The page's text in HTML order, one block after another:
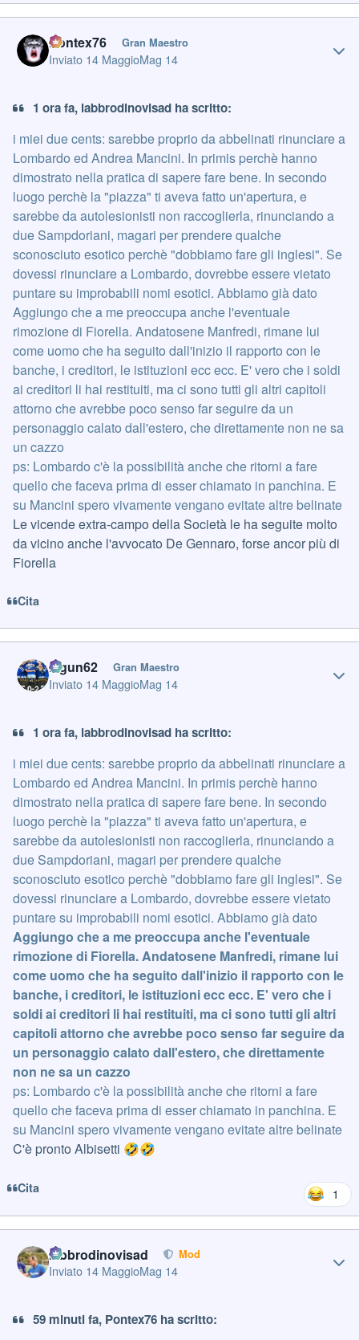
Pontex76 Gran Maestro
Inviato 14 MaggioMag 14
1 ora fa, labbrodinovisad ha scritto:
i miei due cents: sarebbe proprio da abbelinati rinunciare a
Lombardo ed Andrea Mancini. In primis perchè hanno
dimostrato nella pratica di sapere fare bene. In secondo
luogo perchè la "piazza" ti aveva fatto un'apertura, e
sarebbe da autolesionisti non raccoglierla, rinunciando a
due Sampdoriani, magari per prendere qualche
sconosciuto esotico perchè "dobbiamo fare gli inglesi". Se
dovessi rinunciare a Lombardo, dovrebbe essere vietato
puntare su improbabili nomi esotici. Abbiamo già dato
Aggiungo che a me preoccupa anche l'eventuale
rimozione di Fiorella. Andatosene Manfredi, rimane lui
come uomo che ha seguito dall'inizio il rapporto con le
banche, i creditori, le istituzioni ecc ecc. E' vero che i soldi
ai creditori li hai restituiti, ma ci sono tutti gli altri capitoli
attorno che avrebbe poco senso far seguire da un
personaggio calato dall'estero, che direttamente non ne sa
un cazzo
ps: Lombardo c'è la possibilità anche che ritorni a fare
quello che faceva prima di esser chiamato in panchina. E
su Mancini spero vivamente vengano evitate altre belinate
Le vicende extra-campo della Società le ha seguite molto
da vicino anche l'avvocato De Gennaro, forse ancor più di
Fiorella
Cita
Iagun62 Gran Maestro
Inviato 14 MaggioMag 14
1 ora fa, labbrodinovisad ha scritto:
i miei due cents: sarebbe proprio da abbelinati rinunciare a
Lombardo ed Andrea Mancini. In primis perchè hanno
dimostrato nella pratica di sapere fare bene. In secondo
luogo perchè la "piazza" ti aveva fatto un'apertura, e
sarebbe da autolesionisti non raccoglierla, rinunciando a
due Sampdoriani, magari per prendere qualche
sconosciuto esotico perchè "dobbiamo fare gli inglesi". Se
dovessi rinunciare a Lombardo, dovrebbe essere vietato
puntare su improbabili nomi esotici. Abbiamo già dato
Aggiungo che a me preoccupa anche l'eventuale
rimozione di Fiorella. Andatosene Manfredi, rimane lui
come uomo che ha seguito dall'inizio il rapporto con le
banche, i creditori, le istituzioni ecc ecc. E' vero che i
soldi ai creditori li hai restituiti, ma ci sono tutti gli altri
capitoli attorno che avrebbe poco senso far seguire da
un personaggio calato dall'estero, che direttamente
non ne sa un cazzo
ps: Lombardo c'è la possibilità anche che ritorni a fare
quello che faceva prima di esser chiamato in panchina. E
su Mancini spero vivamente vengano evitate altre belinate
C'è pronto Albisetti 🤣🤣
Cita 1
labbrodinovisad Mod
Inviato 14 MaggioMag 14
59 minuti fa, Pontex76 ha scritto: